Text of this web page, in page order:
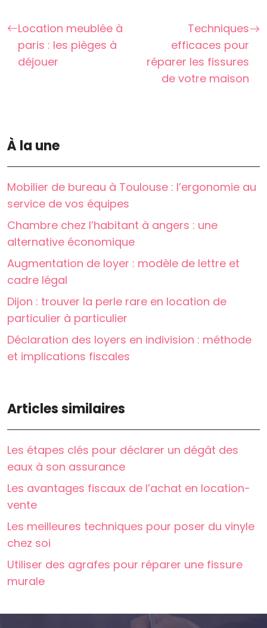
Location meublée à
paris : les pièges à
déjouer
Techniques
efficaces pour
réparer les fissures
de votre maison
À la une
Mobilier de bureau à Toulouse : l’ergonomie au
service de vos équipes
Chambre chez l’habitant à angers : une
alternative économique
Augmentation de loyer : modèle de lettre et
cadre légal
Dijon : trouver la perle rare en location de
particulier à particulier
Déclaration des loyers en indivision : méthode
et implications fiscales
Articles similaires
Les étapes clés pour déclarer un dégât des
eaux à son assurance
Les avantages fiscaux de l’achat en location-
vente
Les meilleures techniques pour poser du vinyle
chez soi
Utiliser des agrafes pour réparer une fissure
murale